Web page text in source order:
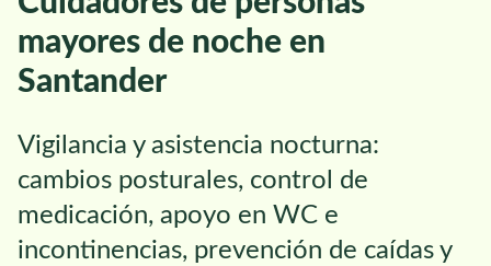
mayores de noche en
Santander
Vigilancia y asistencia nocturna:
cambios posturales, control de
medicación, apoyo en WC e
incontinencias, prevención de caídas y